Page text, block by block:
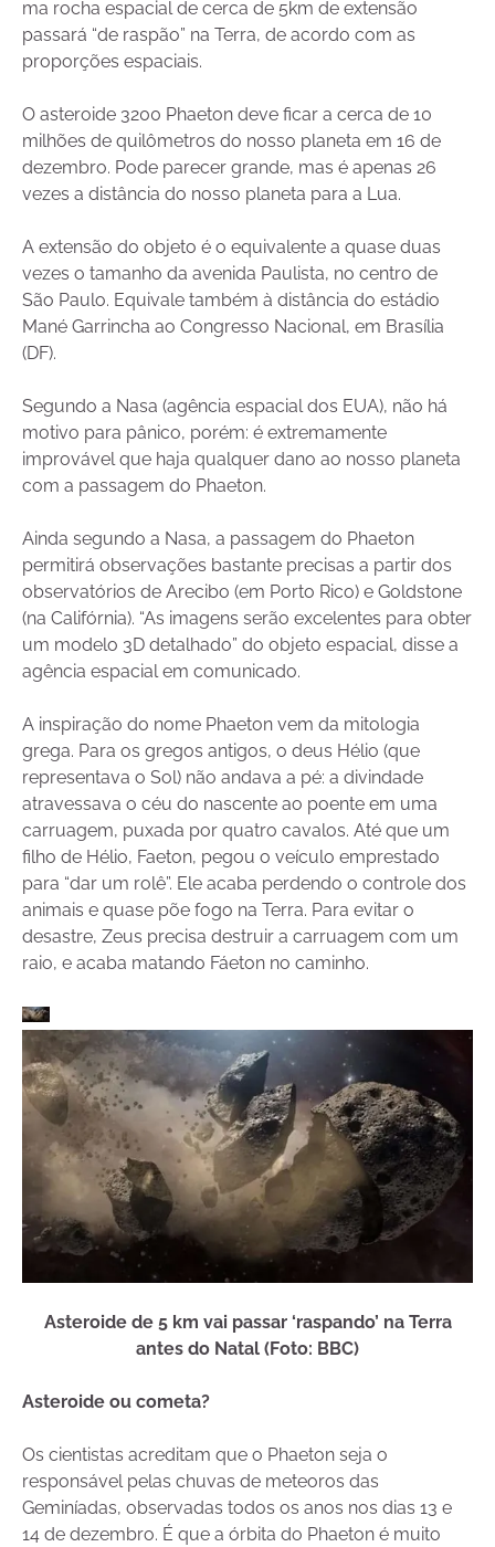
ma rocha espacial de cerca de 5km de extensão
passará “de raspão” na Terra, de acordo com as
proporções espaciais.
O asteroide 3200 Phaeton deve ficar a cerca de 10
milhões de quilômetros do nosso planeta em 16 de
dezembro. Pode parecer grande, mas é apenas 26
vezes a distância do nosso planeta para a Lua.
A extensão do objeto é o equivalente a quase duas
vezes o tamanho da avenida Paulista, no centro de
São Paulo. Equivale também à distância do estádio
Mané Garrincha ao Congresso Nacional, em Brasília
(DF).
Segundo a Nasa (agência espacial dos EUA), não há
motivo para pânico, porém: é extremamente
improvável que haja qualquer dano ao nosso planeta
com a passagem do Phaeton.
Ainda segundo a Nasa, a passagem do Phaeton
permitirá observações bastante precisas a partir dos
observatórios de Arecibo (em Porto Rico) e Goldstone
(na Califórnia). “As imagens serão excelentes para obter
um modelo 3D detalhado” do objeto espacial, disse a
agência espacial em comunicado.
A inspiração do nome Phaeton vem da mitologia
grega. Para os gregos antigos, o deus Hélio (que
representava o Sol) não andava a pé: a divindade
atravessava o céu do nascente ao poente em uma
carruagem, puxada por quatro cavalos. Até que um
filho de Hélio, Faeton, pegou o veículo emprestado
para “dar um rolê”. Ele acaba perdendo o controle dos
animais e quase põe fogo na Terra. Para evitar o
desastre, Zeus precisa destruir a carruagem com um
raio, e acaba matando Fáeton no caminho.
Asteroide de 5 km vai passar ‘raspando’ na Terra
antes do Natal (Foto: BBC)
Asteroide ou cometa?
Os cientistas acreditam que o Phaeton seja o
responsável pelas chuvas de meteoros das
Geminíadas, observadas todos os anos nos dias 13 e
14 de dezembro. É que a órbita do Phaeton é muito